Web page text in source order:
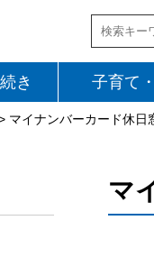
き 子育て
マイナンバーカード休日
マ